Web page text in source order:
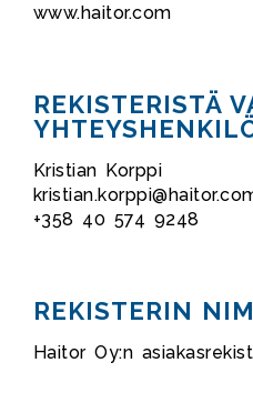
www.haitor.com
REKISTERISTÄ
Kristian Korppi
+358 40 574 9248
REKISTERIN
Haitor Oy:n